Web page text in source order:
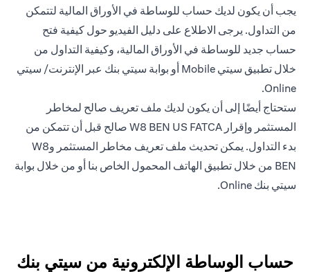
يجب أن يكون لديك حساب للوساطة في الأوراق المالية لتتمكن
من التداول. يرجى الاطلاع على دليل الفيديو حول كيفية فتح
حساب جديد للوساطة في الأوراق المالية، وكيفية التداول من
خلال تطبيق سيتي Mobile أو بوابة سيتي بنك عبر الإنترنت/ سيتي
Online.
ستحتاج أيضًا إلى أن يكون لديك ملف تعريف صالح لمخاطر
المستثمر وإقرار W8 BEN US FATCA صالح قبل أن تتمكن من
بدء التداول. يمكن تحديث ملف تعريف مخاطر المستثمر وW8
BEN من خلال تطبيق الهاتف المحمول الخاص بنا أو من خلال بوابة
سيتي بنك Online.
حساب الوساطة الإلكترونية من سيتي بنك